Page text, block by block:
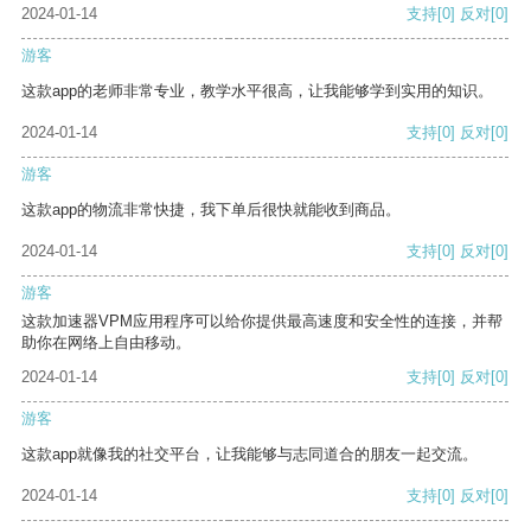
2024-01-14
支持[0] 反对[0]
游客
这款app的老师非常专业，教学水平很高，让我能够学到实用的知识。
2024-01-14 支持[0] 反对[0]
游客
这款app的物流非常快捷，我下单后很快就能收到商品。
2024-01-14 支持[0] 反对[0]
游客
这款加速器VPM应用程序可以给你提供最高速度和安全性的连接，并帮
助你在网络上自由移动。
2024-01-14
支持[0] 反对[0]
游客
这款app就像我的社交平台，让我能够与志同道合的朋友一起交流。
2024-01-14 支持[0] 反对[0]